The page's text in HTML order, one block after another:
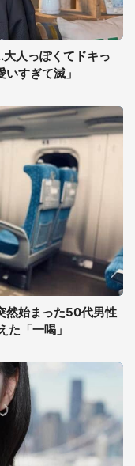
人っぽくてドキっ
すぎて滅」
然始まった50代男性
た「一喝」